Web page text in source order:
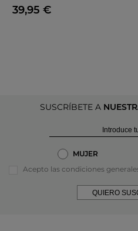
21242
39,95 €
SUSCRÍBETE A
MUJER
Acepto las condiciones
QUIERO